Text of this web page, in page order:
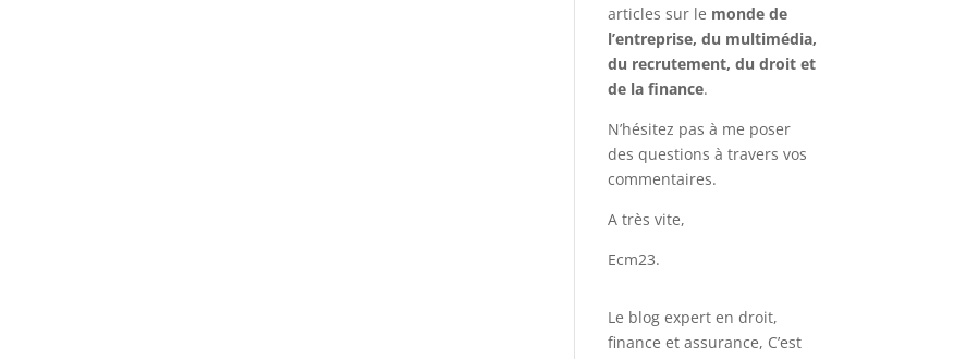
articles sur le monde de
l’entreprise, du multimédia,
du recrutement, du droit et
de la finance.
N’hésitez pas à me poser
des questions à travers vos
commentaires.
A très vite,
Ecm23.
Le blog expert en droit,
finance et assurance, C’est